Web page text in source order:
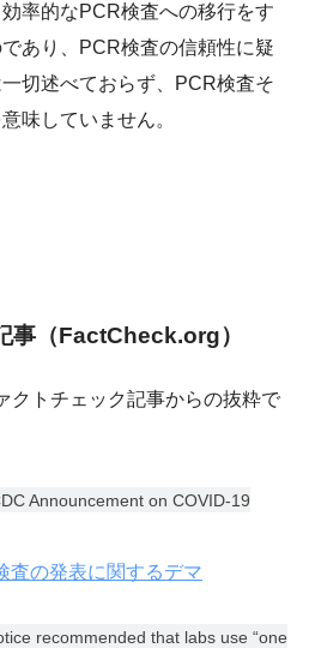
率的なPCR検査への移行をす
あり、PCR検査の信頼性に疑
切述べておらず、PCR検査そ
味していません。
事（FactCheck.org）
クトチェック記事からの抜粋で
Announcement on COVID-19
査の発表に関するデマ
recommended that labs use “one